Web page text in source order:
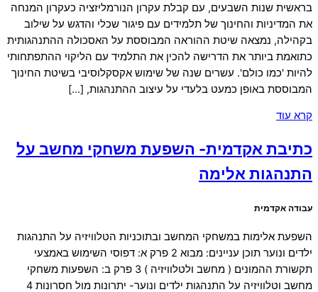
בראשית שנות השבעים, עם קבלת עקרון הנורמליזציה כעקרון המנחה
את המדיניות והחינוך של תלמידים עם פיגור שכלי והדגש על שילוב
בקהילה, נמצאה שיטת ההוראה המבוססת על האסכולה ההתנהגותית
כתואמת ביותר את הדרישה להכין את התלמיד עם הליקוי ההתפתחותי
להיות 'כמו כולם'. עשרים שנה של שימוש אקסקלוסיבי בשיטת החינוך
המבוססת באופן כמעט בלעדי על עיצוב ההתנהגות, […]
קרא עוד
כתיבת אקדמית- השפעת משחקי מחשב על
התנהגות אלימה
עבודה אקדמית
השפעת אלימות במשחקי המחשב ובתוכניות הטלוויזיה על התנהגות
ילדים ונוער תוכן עניינים: מבוא 2 פרק א: דפוסי השימוש באמצעי
תקשורת ההמונים ( מחשב ולטלוויזיה ) 3 פרק ב: השפעות משחקי
מחשב וטלוויזיה על התנהגות ילדים ונוער- יתרונות מול חסרונות 4